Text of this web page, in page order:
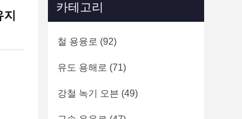
카테고리
철 용융로 (92)
유도 용해로 (71)
강철 녹기 오븐 (49)